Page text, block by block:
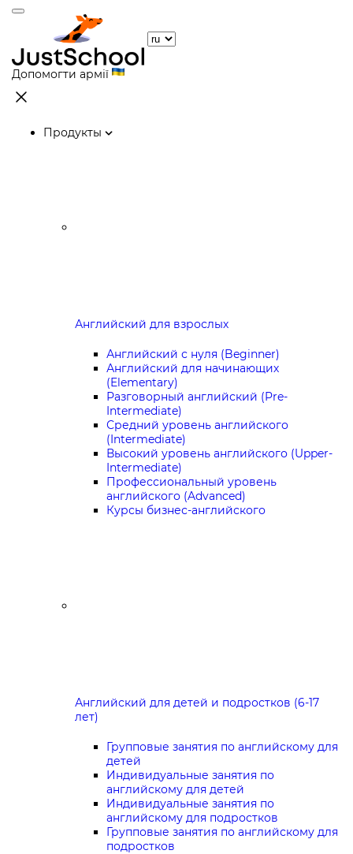
Допомогти армії
Продукты
Английский для взрослых
Английский с нуля (Beginner)
Английский для начинающих
(Elementary)
Разговорный английский (Pre-
Intermediate)
Средний уровень английского
(Intermediate)
Высокий уровень английского (Upper-
Intermediate)
Профессиональный уровень
английского (Advanced)
Курсы бизнес-английского
Английский для детей и подростков (6-17
лет)
Групповые занятия по английскому для
детей
Индивидуальные занятия по
английскому для детей
Индивидуальные занятия по
английскому для подростков
Групповые занятия по английскому для
подростков